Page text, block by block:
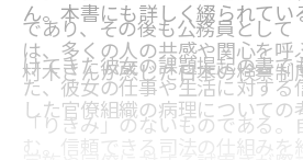
であり、その後も公務員として
けてきた彼女の課題提起の書で
ん。本書にも詳しく綴られてい
は、多くの人の共感や関心を呼
た、彼女の仕事や生活に対する
「りきみ」のないものである
村木さんが感じた日本の検察制
した官僚組織の病理について
む。信頼できる司法の仕組みを